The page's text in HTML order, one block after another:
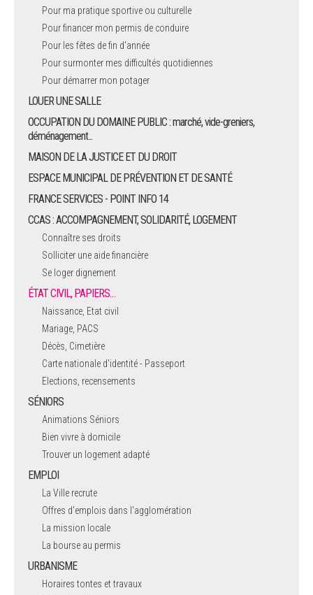
Pour ma pratique sportive ou culturelle
Pour financer mon permis de conduire
Pour les fêtes de fin d'année
Pour surmonter mes difficultés quotidiennes
Pour démarrer mon potager
LOUER UNE SALLE
OCCUPATION DU DOMAINE PUBLIC : marché, vide-greniers,
déménagement...
MAISON DE LA JUSTICE ET DU DROIT
ESPACE MUNICIPAL DE PRÉVENTION ET DE SANTÉ
FRANCE SERVICES - POINT INFO 14
CCAS : ACCOMPAGNEMENT, SOLIDARITÉ, LOGEMENT
Connaître ses droits
Solliciter une aide financière
Se loger dignement
ÉTAT CIVIL, PAPIERS…
Naissance, Etat civil
Mariage, PACS
Décès, Cimetière
Carte nationale d'identité - Passeport
Elections, recensements
SÉNIORS
Animations Séniors
Bien vivre à domicile
Trouver un logement adapté
EMPLOI
La Ville recrute
Offres d'emplois dans l'agglomération
La mission locale
La bourse au permis
URBANISME
Horaires tontes et travaux